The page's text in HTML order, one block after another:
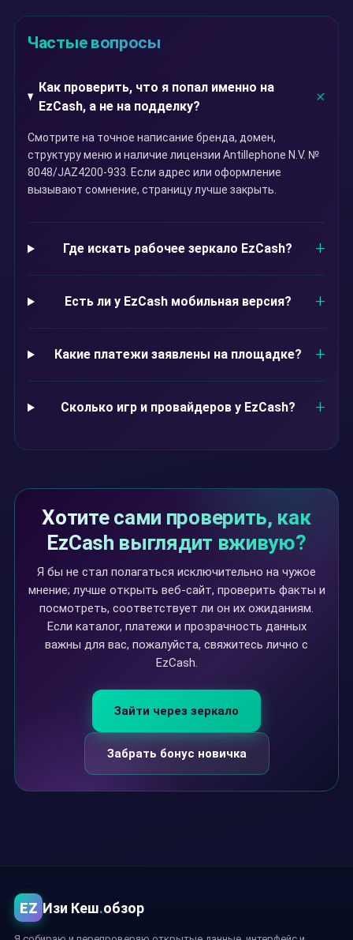
Частые вопросы
Как проверить, что я попал именно на
EzCash, а не на подделку?
Смотрите на точное написание бренда, домен,
структуру меню и наличие лицензии Antillephone N.V. №
8048/JAZ4200-933. Если адрес или оформление
вызывают сомнение, страницу лучше закрыть.
Где искать рабочее зеркало EzCash?
Есть ли у EzCash мобильная версия?
Какие платежи заявлены на площадке?
Сколько игр и провайдеров у EzCash?
Хотите сами проверить, как
EzCash выглядит вживую?
Я бы не стал полагаться исключительно на чужое
мнение; лучше открыть веб-сайт, проверить факты и
посмотреть, соответствует ли он их ожиданиям.
Если каталог, платежи и прозрачность данных
важны для вас, пожалуйста, свяжитесь лично с
EzCash.
Зайти через зеркало
Забрать бонус новичка
EZ Изи Кеш.обзор